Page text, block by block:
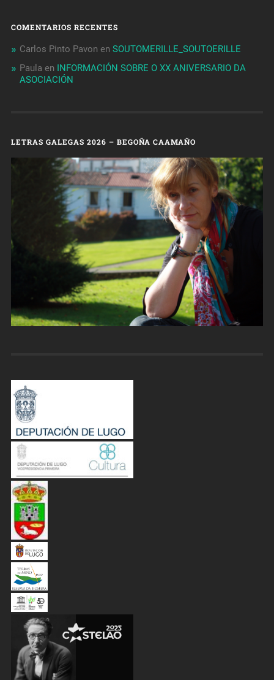
COMENTARIOS RECENTES
Carlos Pinto Pavon en SOUTOMERILLE_SOUTOERILLE
Paula en INFORMACIÓN SOBRE O XX ANIVERSARIO DA
ASOCIACIÓN
LETRAS GALEGAS 2026 – BEGOÑA CAAMAÑO